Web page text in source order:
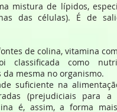
mistura de lípidos,
das células). É de
de colina, vitamina
como
mesma no organismo.
suficiente na
(prejudiciais para a
é, assim, a forma